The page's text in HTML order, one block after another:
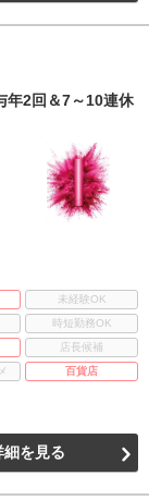
年2回＆7～10連休
未経験OK
時短勤務OK
店長候補
百貨店
細を見る